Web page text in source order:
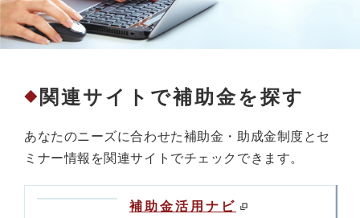
◆ 関連サイトで補助金を探す
あなたのニーズに合わせた補助金・助成金制度とセ
ミナー情報を関連サイトでチェックできます。
補助金活用ナビ